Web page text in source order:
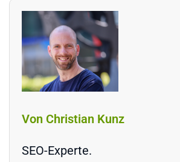
Von Christian Kunz
SEO-Experte.